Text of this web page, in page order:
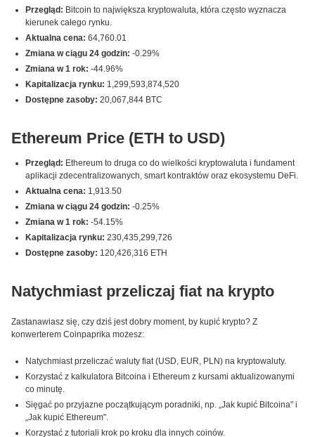
Przegląd: Bitcoin to największa kryptowaluta, która często wyznacza
kierunek całego rynku.
Aktualna cena: 64,760.01
Zmiana w ciągu 24 godzin: -0.29%
Zmiana w 1 rok: -44.96%
Kapitalizacja rynku: 1,299,593,874,520
Dostępne zasoby: 20,067,844 BTC
Ethereum Price (ETH to USD)
Przegląd: Ethereum to druga co do wielkości kryptowaluta i fundament
aplikacji zdecentralizowanych, smart kontraktów oraz ekosystemu DeFi.
Aktualna cena: 1,913.50
Zmiana w ciągu 24 godzin: -0.25%
Zmiana w 1 rok: -54.15%
Kapitalizacja rynku: 230,435,299,726
Dostępne zasoby: 120,426,316 ETH
Natychmiast przeliczaj fiat na krypto
Zastanawiasz się, czy dziś jest dobry moment, by kupić krypto? Z
konwerterem Coinpaprika możesz:
Natychmiast przeliczać waluty fiat (USD, EUR, PLN) na kryptowaluty.
Korzystać z kalkulatora Bitcoina i Ethereum z kursami aktualizowanymi
co minutę.
Sięgać po przyjazne początkującym poradniki, np. „Jak kupić Bitcoina" i
„Jak kupić Ethereum".
Korzystać z tutoriali krok po kroku dla innych coinów.